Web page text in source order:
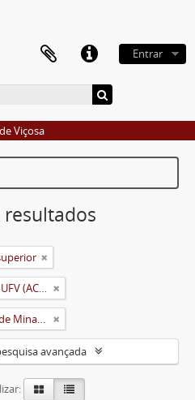
Entrar
Viçosa
Arquivo Central e Histórico da UFV (ACH-UFV)
Universidade Rural do Estado de Minas Gerais (Uremg)
avançada